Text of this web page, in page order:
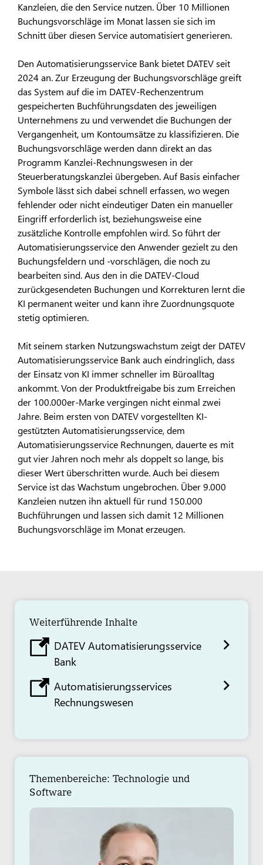
Kanzleien, die den Service nutzen. Über 10 Millionen
Buchungsvorschläge im Monat lassen sie sich im
Schnitt über diesen Service automatisiert generieren.
Den Automatisierungsservice Bank bietet DATEV seit
2024 an. Zur Erzeugung der Buchungsvorschläge greift
das System auf die im DATEV-Rechenzentrum
gespeicherten Buchführungsdaten des jeweiligen
Unternehmens zu und verwendet die Buchungen der
Vergangenheit, um Kontoumsätze zu klassifizieren. Die
Buchungsvorschläge werden dann direkt an das
Programm Kanzlei-Rechnungswesen in der
Steuerberatungskanzlei übergeben. Auf Basis einfacher
Symbole lässt sich dabei schnell erfassen, wo wegen
fehlender oder nicht eindeutiger Daten ein manueller
Eingriff erforderlich ist, beziehungsweise eine
zusätzliche Kontrolle empfohlen wird. So führt der
Automatisierungsservice den Anwender gezielt zu den
Buchungsfeldern und -vorschlägen, die noch zu
bearbeiten sind. Aus den in die DATEV-Cloud
zurückgesendeten Buchungen und Korrekturen lernt die
KI permanent weiter und kann ihre Zuordnungsquote
stetig optimieren.
Mit seinem starken Nutzungswachstum zeigt der DATEV
Automatisierungsservice Bank auch eindringlich, dass
der Einsatz von KI immer schneller im Büroalltag
ankommt. Von der Produktfreigabe bis zum Erreichen
der 100.000er-Marke vergingen nicht einmal zwei
Jahre. Beim ersten von DATEV vorgestellten KI-
gestützten Automatisierungsservice, dem
Automatisierungsservice Rechnungen, dauerte es mit
gut vier Jahren noch mehr als doppelt so lange, bis
dieser Wert überschritten wurde. Auch bei diesem
Service ist das Wachstum ungebrochen. Über 9.000
Kanzleien nutzen ihn aktuell für rund 150.000
Buchführungen und lassen sich damit 12 Millionen
Buchungsvorschläge im Monat erzeugen.
Weiterführende Inhalte
DATEV Automatisierungsservice
Bank
Automatisierungsservices
Rechnungswesen
Themenbereiche: Technologie und
Software